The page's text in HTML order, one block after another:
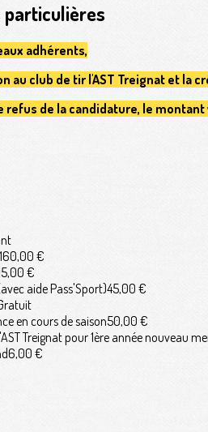
particulières
adhérents,
au club de tir l'AST Treignat et la
refus de la candidature, le
160,00 €
€
aide Pass'Sport)45,00 €
en cours de saison50,00 €
Treignat pour 1ère année nouveau
6,00 €